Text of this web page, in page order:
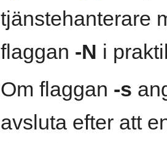
tjänstehanterare
flaggan -N i
Om flaggan -s
avsluta efter att